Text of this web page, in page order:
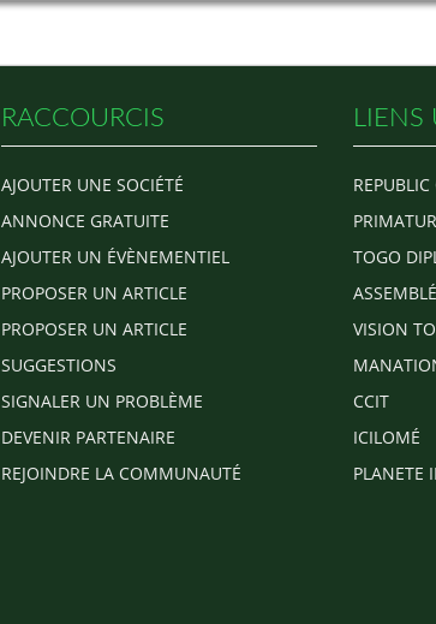
RACCOURCIS
AJOUTER UNE SOCIÉTÉ
ANNONCE GRATUITE
AJOUTER UN ÉVÈNEMENTIEL
PROPOSER UN ARTICLE
PROPOSER UN ARTICLE
SUGGESTIONS
SIGNALER UN PROBLÈME
DEVENIR PARTENAIRE
REJOINDRE LA COMMUNAUTÉ
TOGO
VISION
CCIT
ICILOMÉ
PLANETE